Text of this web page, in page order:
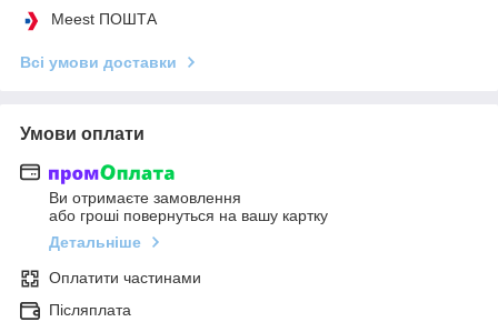
Meest ПОШТА
Всі умови доставки
Умови оплати
Ви отримаєте замовлення
або гроші повернуться на вашу картку
Детальніше
Оплатити частинами
Післяплата